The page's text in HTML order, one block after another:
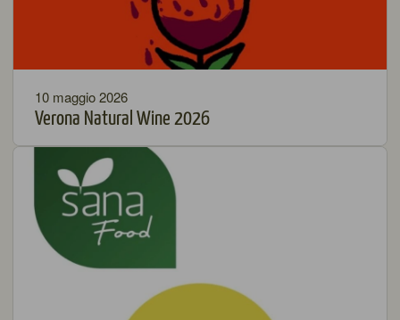
10 maggio 2026
Verona Natural Wine 2026